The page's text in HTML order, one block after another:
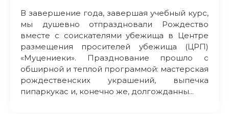
В завершение года, завершая учебный курс,
мы душевно отпраздновали Рождество
вместе с соискателями убежища в Центре
размещения просителей убежища (ЦРП)
«Муцениеки». Празднование прошло с
обширной и теплой программой: мастерская
рождественских украшений, выпечка
пипаркукас и, конечно же, долгожданны...